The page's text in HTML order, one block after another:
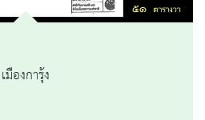
เมืองการุ้ง